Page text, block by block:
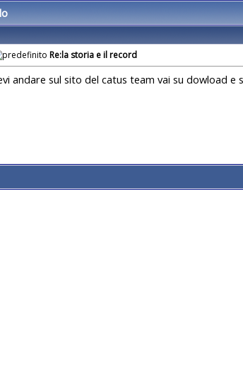
Re:la storia e il record
andare sul sito del catus team vai su dowload e